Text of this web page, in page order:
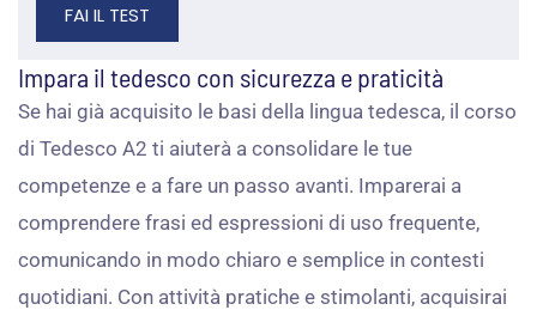
FAI IL TEST
Impara il tedesco con sicurezza e praticità
Se hai già acquisito le basi della lingua tedesca, il corso
di Tedesco A2 ti aiuterà a consolidare le tue
competenze e a fare un passo avanti. Imparerai a
comprendere frasi ed espressioni di uso frequente,
comunicando in modo chiaro e semplice in contesti
quotidiani. Con attività pratiche e stimolanti, acquisirai